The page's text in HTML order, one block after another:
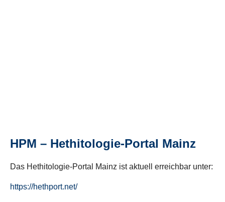
HPM – Hethitologie-Portal Mainz
Das Hethitologie-Portal Mainz ist aktuell erreichbar unter:
https://hethport.net/